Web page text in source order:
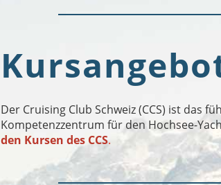
Der Cruising Club Schweiz (CCS) ist das
Kompetenzzentrum für den Hochsee-
den Kursen des CCS.